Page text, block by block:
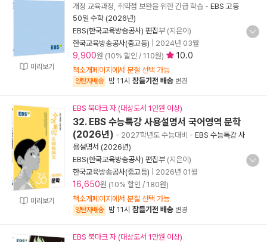
미리보기
개정 교육과정, 취약점 보완을 위한 긴급 학습 - EBS 고등
50일 수학 (2026년)
EBS(한국교육방송공사) 편집부 (지은이)
한국교육방송공사(중고등)
2024년 03월
9,900원 (10% 할인 / 110원) 10.0
책소개페이지에서 분철 선택 가능
양탄자배송 밤 11시 잠들기전 배송 변경
미리보기
EBS 북마크 자 (대상도서 1만원 이상)
32. EBS 수능특강 사용설명서 국어영역 문학
(2026년) - 2027학년도 수능대비 - EBS 수능특강 사
용설명서 (2026년)
EBS(한국교육방송공사) 편집부 (지은이)
한국교육방송공사(중고등)
2026년 01월
16,650원 (10% 할인 / 180원)
책소개페이지에서 분철 선택 가능
양탄자배송 밤 11시 잠들기전 배송 변경
EBS 북마크 자 (대상도서 1만원 이상)